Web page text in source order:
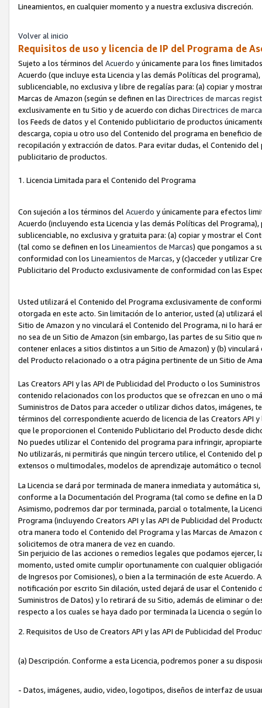
Lineamientos, en cualquier momento y a nuestra exclusiva discreción.
Volver al inicio
Requisitos de uso y licencia de IP del Programa de
Sujeto a los términos del Acuerdo y únicamente para los fines
Acuerdo (que incluye esta Licencia y las demás Políticas del
sublicenciable, no exclusiva y libre de regalías para: (a) copiar y
Marcas de Amazon (según se definen en las Directrices de marcas
exclusivamente en tu Sitio y de acuerdo con dichas Directrices de
los Feeds de datos y el Contenido publicitario de productos
descarga, copia u otro uso del Contenido del programa en beneficio
recopilación y extracción de datos. Para evitar dudas, el Contenido
publicitario de productos.
1. Licencia Limitada para el Contenido del Programa
Con sujeción a los términos del Acuerdo y únicamente para efectos
Acuerdo (incluyendo esta Licencia y las demás Políticas del
sublicenciable, no exclusiva y gratuita para: (a) copiar y mostrar el
(tal como se definen en los Lineamientos de Marcas) que pongamos a
conformidad con los Lineamientos de Marcas, y (c)acceder y utilizar
Publicitario del Producto exclusivamente de conformidad con las
Usted utilizará el Contenido del Programa exclusivamente de
otorgada en este acto. Sin limitación de lo anterior, usted (a) utilizará
Sitio de Amazon y no vinculará el Contenido del Programa, ni lo hará
no sea de un Sitio de Amazon (sin embargo, las partes de su Sitio
contener enlaces a sitios distintos a un Sitio de Amazon) y (b)
del Producto relacionado o a otra página pertinente de un Sitio de
Las Creators API y las API de Publicidad del Producto o los
contenido relacionados con los productos que se ofrezcan en uno o
Suministros de Datos para acceder o utilizar dichos datos,
términos del correspondiente acuerdo de licencia de las Creators API
que le proporcionen el Contenido Publicitario del Producto desde
No puedes utilizar el Contenido del programa para infringir,
No utilizarás, ni permitirás que ningún tercero utilice, el Contenido
extensos o multimodales, modelos de aprendizaje automático o
La Licencia se dará por terminada de manera inmediata y automática
conforme a la Documentación del Programa (tal como se define en la
Asimismo, podremos dar por terminada, parcial o totalmente, la
Programa (incluyendo Creators API y las API de Publicidad del
otra manera todo el Contenido del Programa y las Marcas de
solicitemos de otra manera de vez en cuando.
Sin perjuicio de las acciones o remedios legales que podamos
momento, usted omite cumplir oportunamente con cualquier
de Ingresos por Comisiones), o bien a la terminación de este
notificación por escrito Sin dilación, usted dejará de usar el
Suministros de Datos) y lo retirará de su Sitio, además de eliminar o
respecto a los cuales se haya dado por terminada la Licencia o según
2. Requisitos de Uso de Creators API y las API de Publicidad del
(a) Descripción. Conforme a esta Licencia, podremos poner a su
- Datos, imágenes, audio, video, logotipos, diseños de interfaz de